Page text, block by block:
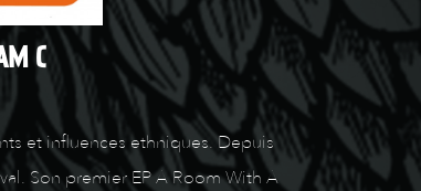
C
et influences ethniques. Depuis
Son premier EP A Room With A